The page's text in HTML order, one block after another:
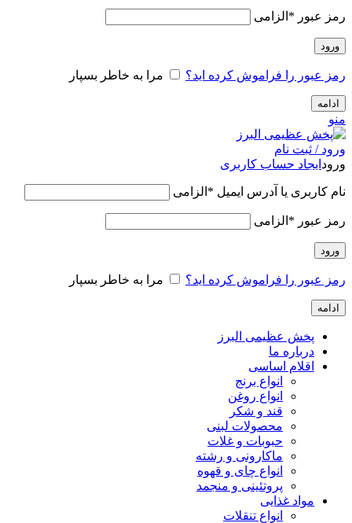
رمز عبور * الزامی
ورود
رمز عبور را فراموش کرده اید؟ مرا به خاطر بسپار
ادامه
منو
ورود / ثبت نام
ورود ایجاد حساب کاربری
نام کاربری یا آدرس ایمیل * الزامی
رمز عبور * الزامی
ورود
رمز عبور را فراموش کرده اید؟ مرا به خاطر بسپار
ادامه
پخش عظیمی البرز
درباره ما
اقلام اساسی
انواع برنج
انواع روغن
قند و شکر
محصولات لبنی
حبوبات و غلات
ماکارونی و رشته
انواع چای و قهوه
پروتئینی و منجمد
مواد غذایی
انواع تنقلات